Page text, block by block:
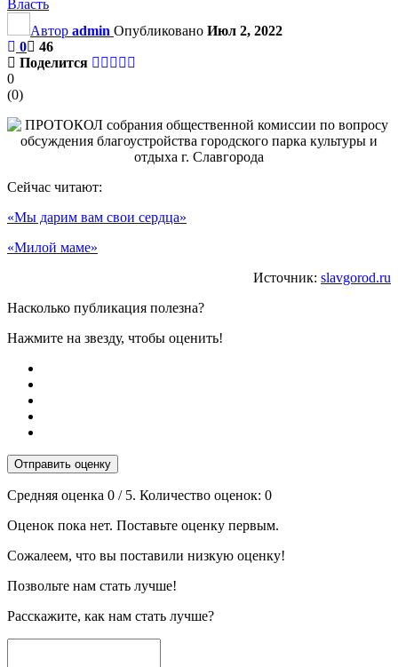
Власть
Автор admin Опубликовано Июл 2, 2022
0
46
Поделится
0
(0)
Сейчас читают:
«Мы дарим вам свои сердца»
«Милой маме»
Источник: slavgorod.ru
Насколько публикация полезна?
Нажмите на звезду, чтобы оценить!
Отправить оценку
Средняя оценка 0 / 5. Количество оценок: 0
Оценок пока нет. Поставьте оценку первым.
Сожалеем, что вы поставили низкую оценку!
Позвольте нам стать лучше!
Расскажите, как нам стать лучше?